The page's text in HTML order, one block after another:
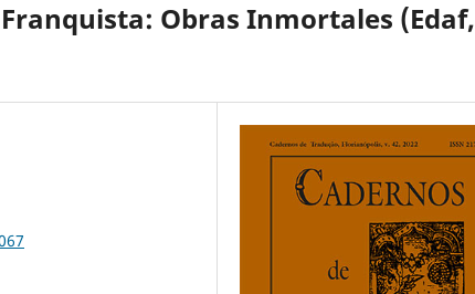
Obras Inmortales (Edaf,